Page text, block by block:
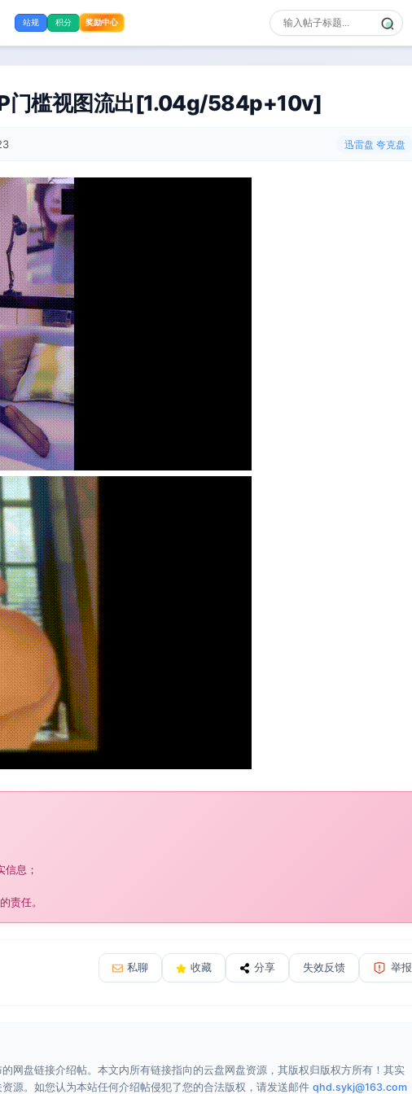
站规 积分 奖励中心
门槛视图流出[1.04g/584p+10v]
迅雷盘 夸克盘
息；
责任。
私聊 收藏 分享 失效反馈 举报
网盘链接介绍帖。本文内所有链接指向的云盘网盘资源，其版权归版权方所有！其实
源。如您认为本站任何介绍帖侵犯了您的合法版权，请发送邮件 qhd.sykj@163.com